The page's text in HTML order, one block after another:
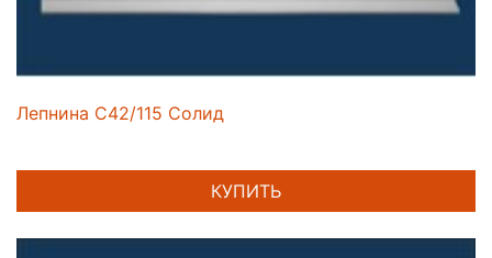
Лепнина C42/115 Солид
КУПИТЬ